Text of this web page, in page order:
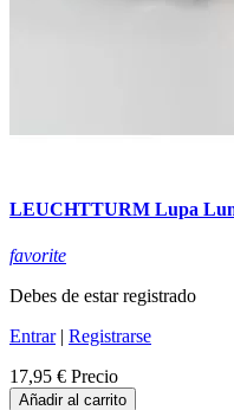
LEUCHTTURM Lupa
favorite
Debes de estar registrado
Entrar| Registrarse
17,95 € Precio
Añadir al carrito